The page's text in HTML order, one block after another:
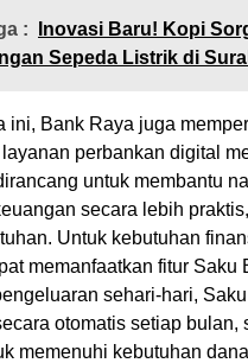
:
Inovasi Baru! Kopi
Sepeda Listrik di
ini, Bank Raya juga
perbankan digital
untuk membantu
secara lebih
Untuk kebutuhan
memanfaatkan fitur Saku
sehari-hari,
otomatis setiap bulan,
memenuhi kebutuhan